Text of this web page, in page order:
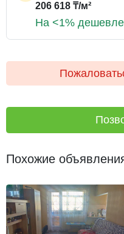
206 618 ₸/м²
На <1%
Похожие